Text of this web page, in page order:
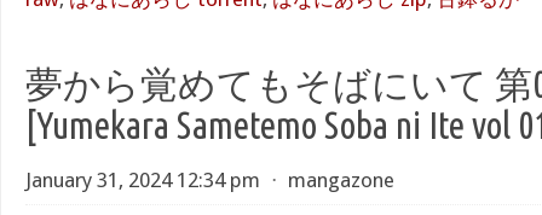
夢から覚めてもそばにいて 第
[Yumekara Sametemo Soba ni Ite vol
January 31, 2024 12:34 pm ⋅ mangazone